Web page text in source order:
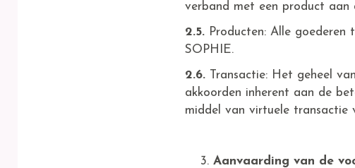
verband met een product
2.5. Producten: Alle
SOPHIE.
2.6.
Transactie: Het geheel
akkoorden inherent aan de
middel van virtuele transactie
Aanvaarding van de